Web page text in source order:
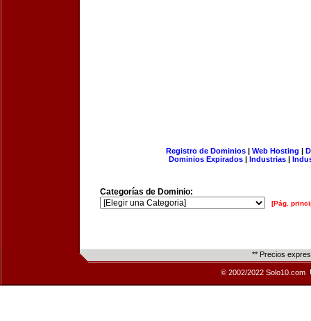
Registro de Dominios| Web Hosting |
Dominios Expirados | Industrias |
Categorías de Dominio:
[Pág.
** Precios
© 2002/2022 Solo10.com